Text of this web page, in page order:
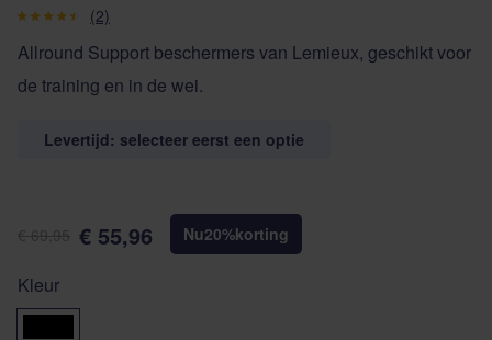
(2)
Allround Support beschermers van Lemieux, geschikt voor
de training en in de wei.
Levertijd: selecteer eerst een optie
€ 55,96 Nu20%korting
Kleur